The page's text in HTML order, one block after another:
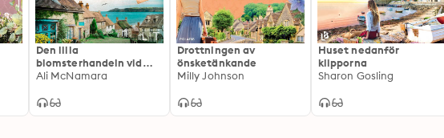
Den lilla
blomsterhandeln vid
havet
Ali McNamara
Drottningen av
önsketänkande
Milly Johnson
Huset nedanför
klipporna
Sharon Gosling